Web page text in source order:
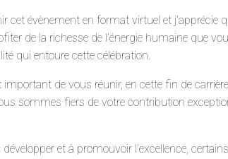
cet évènement en format virtuel et j’apprécie
de la richesse de l’énergie humaine que
qui entoure cette célébration.
de vous réunir, en cette fin de
sommes fiers de votre contribution
et à promouvoir l’excellence,